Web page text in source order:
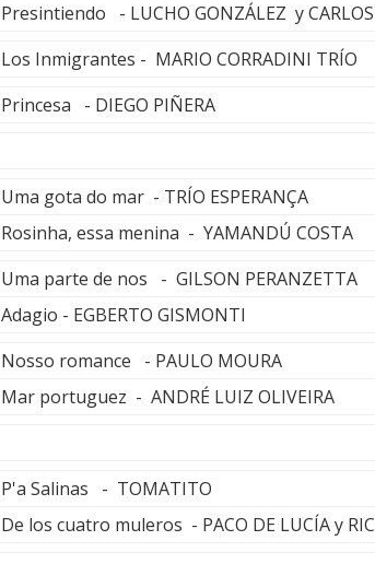
Presintiendo - LUCHO GONZÁLEZ y CARLOS
Los Inmigrantes - MARIO CORRADINI TRÍO
Princesa - DIEGO PIÑERA
Uma gota do mar - TRÍO ESPERANÇA
Rosinha, essa menina - YAMANDÚ COSTA
Uma parte de nos - GILSON PERANZETTA
Adagio - EGBERTO GISMONTI
Nosso romance - PAULO MOURA
Mar portuguez - ANDRÉ LUIZ OLIVEIRA
P'a Salinas - TOMATITO
De los cuatro muleros - PACO DE LUCÍA y